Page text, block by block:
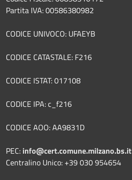
Partita IVA: 00586380982
CODICE UNIVOCO: UFAEYB
CODICE CATASTALE: F216
CODICE ISTAT: 017108
CODICE IPA: c_f216
CODICE AOO: AA9831D
PEC: info@cert.comune.milzano.bs.it
Centralino Unico: +39 030 954654